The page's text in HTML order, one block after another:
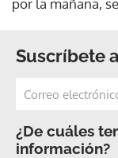
por la mañana,
Suscríbete
¿De cuáles
información?